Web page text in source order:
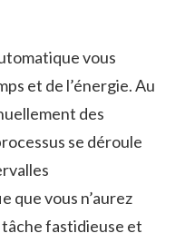
vous
et de ⁣l’énergie.‌ Au
des
se déroule
que vous n’aurez
fastidieuse⁢ et